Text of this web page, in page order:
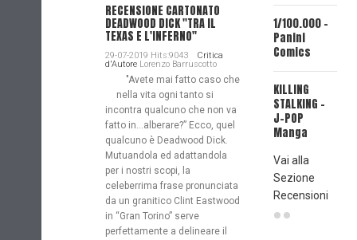
RECENSIONE CARTONATO
DEADWOOD DICK "TRA IL
TEXAS E L'INFERNO"
29-07-2019 Hits:9043
Critica
d'AutoreLorenzo Barruscotto
"Avete mai fatto caso che
nella vita ogni tanto si
incontra qualcuno che non va
fatto in…alberare?” Ecco, quel
qualcuno è Deadwood Dick.
Mutuandola ed adattandola
per i nostri scopi, la
celeberrima frase pronunciata
da un granitico Clint Eastwood
in “Gran Torino” serve
perfettamente a delineare il
1/100.000 -
Panini
Comics
KILLING
STALKING -
J-POP
Manga
Vai alla
Sezione
Recensioni